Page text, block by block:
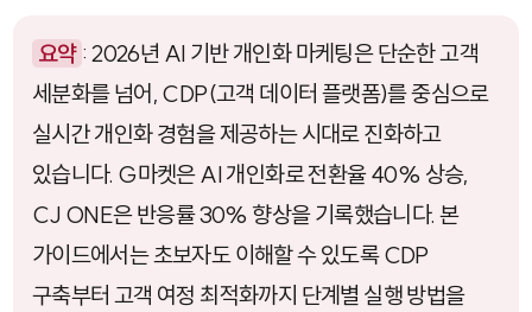
요약 : 2026년 AI 기반 개인화 마케팅은 단순한 고객
세분화를 넘어, CDP(고객 데이터 플랫폼)를 중심으로
실시간 개인화 경험을 제공하는 시대로 진화하고
있습니다. G마켓은 AI 개인화로 전환율 40% 상승,
CJ ONE은 반응률 30% 향상을 기록했습니다. 본
가이드에서는 초보자도 이해할 수 있도록 CDP
구축부터 고객 여정 최적화까지 단계별 실행 방법을